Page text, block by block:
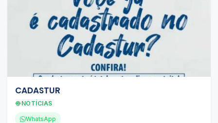
CADASTUR
NOTÍCIAS
WhatsApp